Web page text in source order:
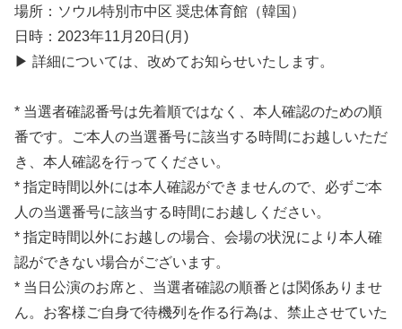
場所：ソウル特別市中区 奨忠体育館（韓国）
日時：2023年11月20日(月)
▶ 詳細については、改めてお知らせいたします。
* 当選者確認番号は先着順ではなく、本人確認のための順
番です。ご本人の当選番号に該当する時間にお越しいただ
き、本人確認を行ってください。
* 指定時間以外には本人確認ができませんので、必ずご本
人の当選番号に該当する時間にお越しください。
* 指定時間以外にお越しの場合、会場の状況により本人確
認ができない場合がございます。
* 当日公演のお席と、当選者確認の順番とは関係ありませ
ん。お客様ご自身で待機列を作る行為は、禁止させていた